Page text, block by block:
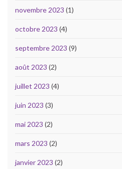
novembre 2023 (1)
octobre 2023 (4)
septembre 2023 (9)
août 2023 (2)
juillet 2023 (4)
juin 2023 (3)
mai 2023 (2)
mars 2023 (2)
janvier 2023 (2)